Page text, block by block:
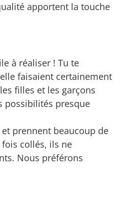
apportent la touche
à réaliser ! Tu te
faisaient certainement
filles et les garçons
possibilités presque
prennent beaucoup de
collés, ils ne
Nous préférons